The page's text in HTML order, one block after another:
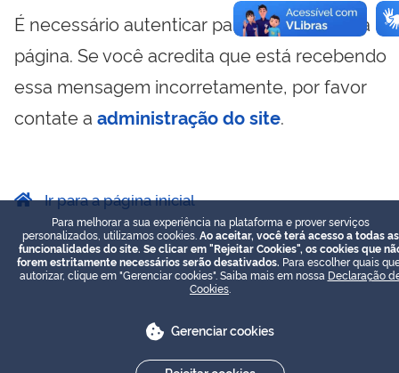
É necessário autenticar para visualizar essa
página. Se você acredita que está recebendo
essa mensagem incorretamente, por favor
contate a administração do site.
Ir para a página inicial
Para melhorar a sua experiência na plataforma e prover serviços
personalizados, utilizamos cookies. Ao aceitar, você terá acesso a todas as
funcionalidades do site. Se clicar em "Rejeitar Cookies", os cookies que
forem estritamente necessários serão desativados. Para escolher quais
autorizar, clique em "Gerenciar cookies". Saiba mais em nossa Declaração
Cookies
Gerenciar cookies